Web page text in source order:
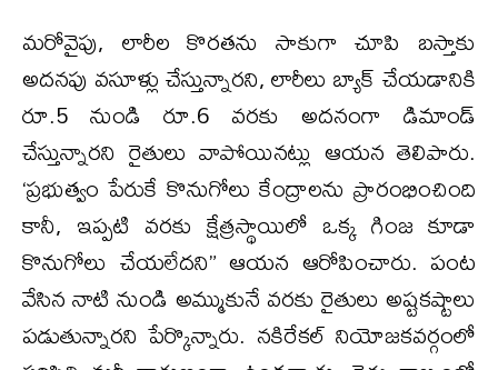
మరోవైపు, లారీల కొరతను సాకుగా చూపి బస్తాకు
అదనపు వసూళ్లు చేస్తున్నారని, లారీలు బ్యాక్ చేయడానికి
రూ.5 నుండి రూ.6 వరకు అదనంగా డిమాండ్
చేస్తున్నారని రైతులు వాపోయినట్లు ఆయన తెలిపారు.
‘ప్రభుత్వం పేరుకే కొనుగోలు కేంద్రాలను ప్రారంభించింది
కానీ, ఇప్పటి వరకు క్షేత్రస్థాయిలో ఒక్క గింజ కూడా
కొనుగోలు చేయలేదని” ఆయన ఆరోపించారు. పంట
వేసిన నాటి నుండి అమ్ముకునే వరకు రైతులు అష్టకష్టాలు
పడుతున్నారని పేర్కొన్నారు. నకిరేకల్ నియోజకవర్గంలో